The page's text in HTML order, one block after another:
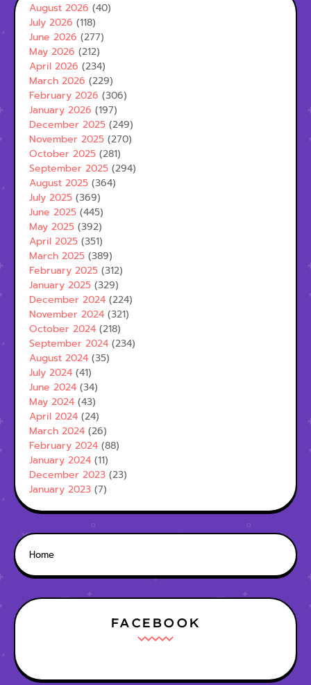
August 2026 (40)
July 2026 (118)
June 2026 (277)
May 2026 (212)
April 2026 (234)
March 2026 (229)
February 2026 (306)
January 2026 (197)
December 2025 (249)
November 2025 (270)
October 2025 (281)
September 2025 (294)
August 2025 (364)
July 2025 (369)
June 2025 (445)
May 2025 (392)
April 2025 (351)
March 2025 (389)
February 2025 (312)
January 2025 (329)
December 2024 (224)
November 2024 (321)
October 2024 (218)
September 2024 (234)
August 2024 (35)
July 2024 (41)
June 2024 (34)
May 2024 (43)
April 2024 (24)
March 2024 (26)
February 2024 (88)
January 2024 (11)
December 2023 (23)
January 2023 (7)
Home
FACEBOOK